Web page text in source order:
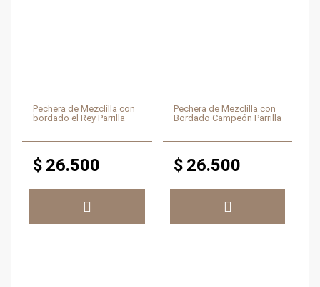
Pechera de Mezclilla con
bordado el Rey Parrilla
$ 26.500
Pechera de Mezclilla con
Bordado Campeón Parrilla
$ 26.500